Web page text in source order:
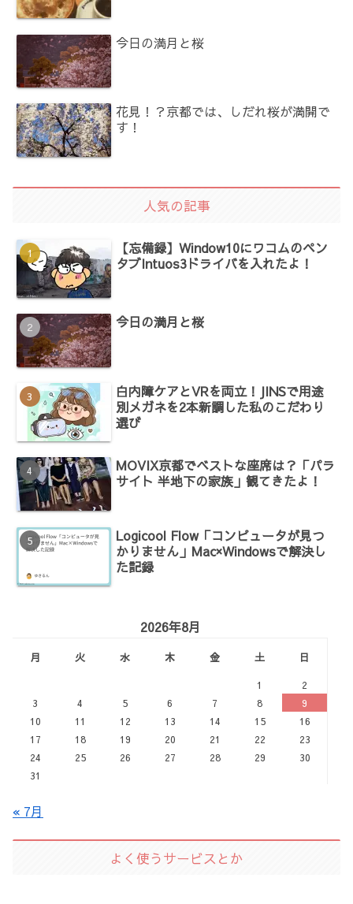
今日の満月と桜
花見！？京都では、しだれ桜が満開で
す！
人気の記事
【忘備録】Window10にワコムのペン
タブIntuos3ドライバを入れたよ！
今日の満月と桜
白内障ケアとVRを両立！JINSで用途
別メガネを2本新調した私のこだわり
選び
MOVIX京都でベストな座席は？「パラ
サイト 半地下の家族」観てきたよ！
Logicool Flow「コンピュータが見つ
かりません」Mac×Windowsで解決し
た記録
2026年8月
月 火 水 木 金 土 日
1
2
3
4 5 6 7 8
9
10
11 12 13 14 15
16
17
18 19 20 21 22
23
24
25 26 27 28 29
30
31
« 7月
よく使うサービスとか